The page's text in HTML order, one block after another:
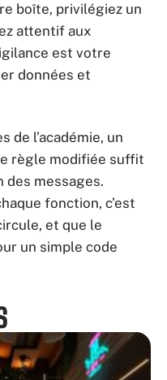
boîte, privilégiez un
attentif aux
est votre
données et
de l’académie, un
règle modifiée suffit
des messages.
fonction, c’est
et que le
un simple code